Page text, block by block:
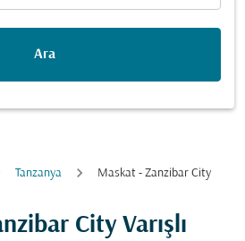
Ara
Tanzanya Maskat - Zanzibar City
City Varışlı